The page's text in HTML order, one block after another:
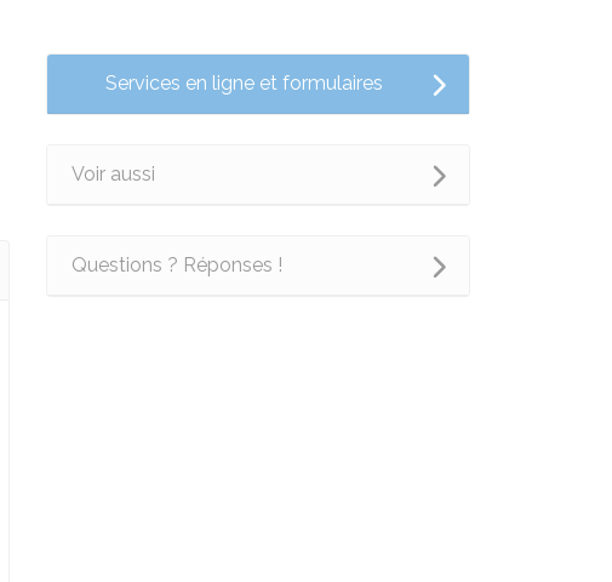
Services en ligne et formulaires
Voir aussi
Questions ? Réponses !